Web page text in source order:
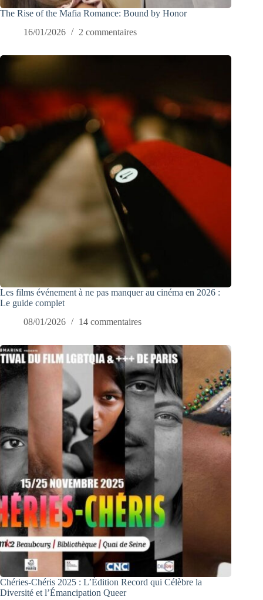
The Rise of the Mafia Romance: Bound by Honor
16/01/2026
2 commentaires
Les films événement à ne pas manquer au cinéma en 2026 :
Le guide complet
08/01/2026
14 commentaires
Chéries-Chéris 2025 : L’Édition Record qui Célèbre la
Diversité et l’Émancipation Queer